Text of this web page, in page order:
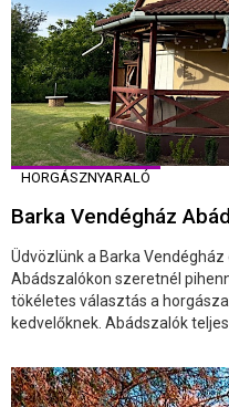
HORGÁSZNYARALÓ
Barka Vendégház
Üdvözlünk a Barka
Abádszalókon szeretnél
tökéletes választás a
kedvelőknek. Abádszalók